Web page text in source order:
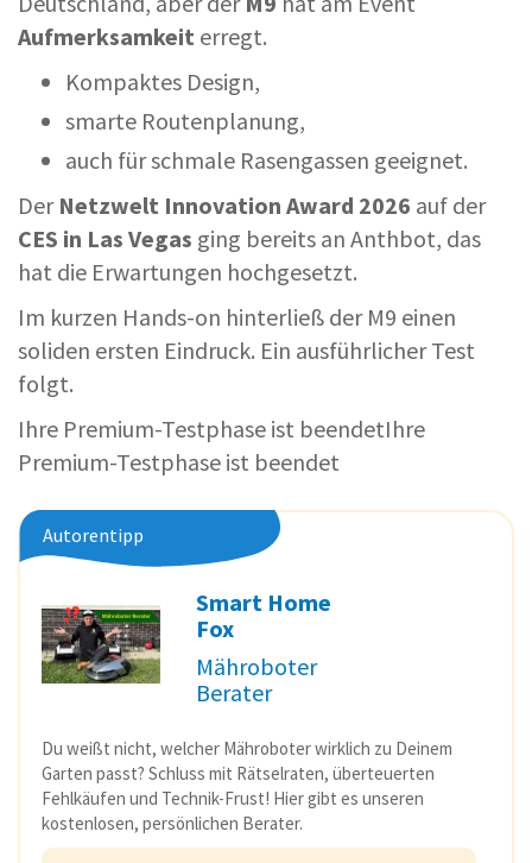
Aufmerksamkeit erregt.
Kompaktes Design,
smarte Routenplanung,
auch für schmale Rasengassen geeignet.
Der Netzwelt Innovation Award 2026 auf der
CES in Las Vegas ging bereits an Anthbot, das
hat die Erwartungen hochgesetzt.
Im kurzen Hands-on hinterließ der M9 einen
soliden ersten Eindruck. Ein ausführlicher Test
folgt.
Ihre Premium-Testphase ist beendetIhre
Premium-Testphase ist beendet
Autorentipp
Smart Home
Fox
Mähroboter
Berater
Du weißt nicht, welcher Mähroboter wirklich zu Deinem
Garten passt? Schluss mit Rätselraten, überteuerten
Fehlkäufen und Technik-Frust! Hier gibt es unseren
kostenlosen, persönlichen Berater.